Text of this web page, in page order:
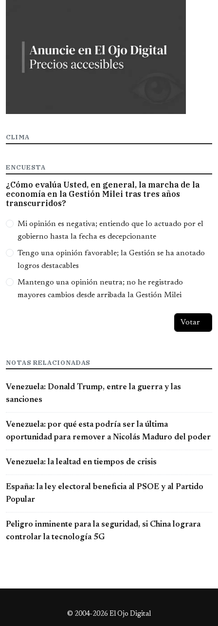
CLIMA
ENCUESTA
¿Cómo evalúa Usted, en general, la marcha de la
economía en la Gestión Milei tras tres años
transcurridos?
Opciones
Mi opinión es negativa; entiendo que lo actuado por el
gobierno hasta la fecha es decepcionante
Tengo una opinión favorable; la Gestión se ha anotado
logros destacables
Mantengo una opinión neutra; no he registrado
mayores cambios desde arribada la Gestión Milei
NOTAS RELACIONADAS
Venezuela: Donald Trump, entre la guerra y las
sanciones
Venezuela: por qué esta podría ser la última
oportunidad para remover a Nicolás Maduro del poder
Venezuela: la lealtad en tiempos de crisis
España: la ley electoral beneficia al PSOE y al Partido
Popular
Peligro inminente para la seguridad, si China lograra
controlar la tecnología 5G
© 2004-2026 El Ojo Digital